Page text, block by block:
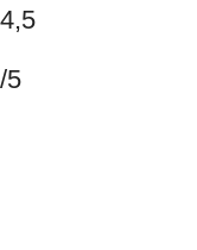
4,5
/5